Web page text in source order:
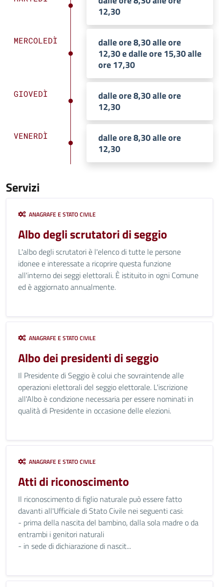
12,30
MERCOLEDÌ
dalle ore 8,30 alle ore
12,30 e dalle ore 15,30 alle
ore 17,30
GIOVEDÌ
dalle ore 8,30 alle ore
12,30
VENERDÌ
dalle ore 8,30 alle ore
12,30
Servizi
ANAGRAFE E STATO CIVILE
Albo degli scrutatori di seggio
L'albo degli scrutatori è l'elenco di tutte le persone
idonee e interessate a ricoprire questa funzione
all'interno dei seggi elettorali. È istituito in ogni Comune
ed è aggiornato annualmente.
ANAGRAFE E STATO CIVILE
Albo dei presidenti di seggio
Il Presidente di Seggio è colui che sovraintende alle
operazioni elettorali del seggio elettorale. L'iscrizione
all'Albo è condizione necessaria per essere nominati in
qualità di Presidente in occasione delle elezioni.
ANAGRAFE E STATO CIVILE
Atti di riconoscimento
Il riconoscimento di figlio naturale può essere fatto
davanti all'Ufficiale di Stato Civile nei seguenti casi:
- prima della nascita del bambino, dalla sola madre o da
entrambi i genitori naturali
- in sede di dichiarazione di nascit...